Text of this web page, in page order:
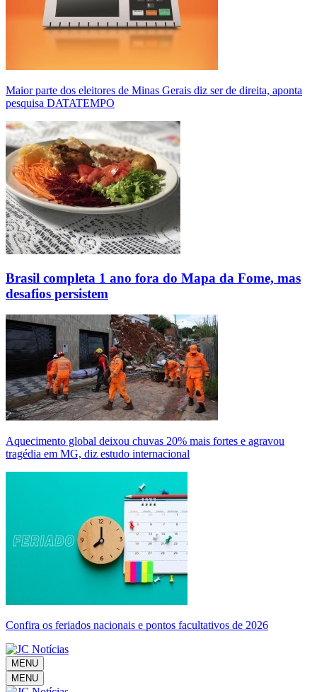
Maior parte dos eleitores de Minas Gerais diz ser de direita, aponta
pesquisa DATATEMPO
Brasil completa 1 ano fora do Mapa da Fome, mas
desafios persistem
Aquecimento global deixou chuvas 20% mais fortes e agravou
tragédia em MG, diz estudo internacional
Confira os feriados nacionais e pontos facultativos de 2026
MENU
MENU